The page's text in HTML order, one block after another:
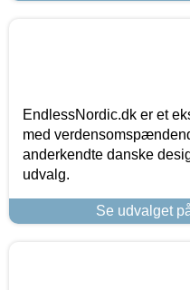
EndlessNordic.dk er et
med
anderkendte danske
udvalg.
Se udvalget